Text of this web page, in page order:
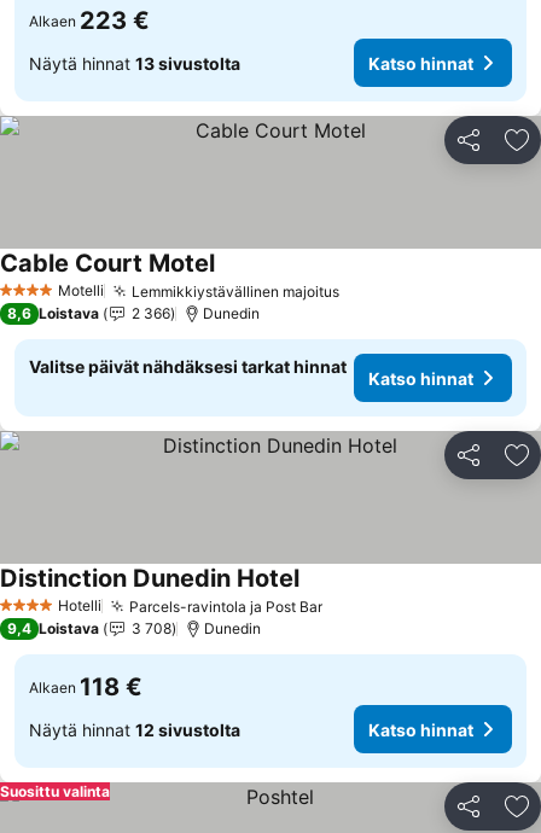
Alkaen 223 €
Näytä hinnat 13 sivustolta Katso hinnat
Jaa
4 Tähtiluokitus
Motelli Lemmikkiystävällinen majoitusKatso hinnat
Cable Court MotelKatso hinnat
8,6 Loistava 2 366 Dunedin
Valitse päivät nähdäksesi tarkat hinnat
Katso hinnat
Jaa
4 Tähtiluokitus
Hotelli Parcels-ravintola ja Post BarKatso hinnat
Distinction Dunedin HotelKatso hinnat
9,4 Loistava 3 708 Dunedin
Alkaen 118 €
Näytä hinnat 12 sivustolta Katso hinnat
Jaa
Suosittu valinta